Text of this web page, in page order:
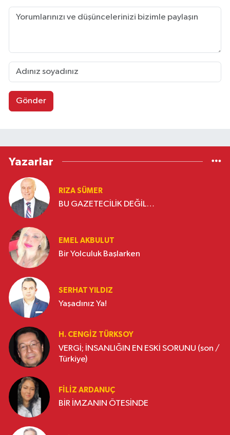
Gönder
Yazarlar
RIZA SÜMER
BU GAZETECİLİK DEĞİL…
EMEL AKBULUT
Bir Yolculuk Başlarken
SERHAT YILDIZ
Yaşadınız Ya!
H. CENGIZ TÜRKSOY
VERGİ; İNSANLIĞIN EN ESKİ SORUNU (son /
Türkiye)
FILIZ ARDANUÇ
BİR İMZANIN ÖTESİNDE